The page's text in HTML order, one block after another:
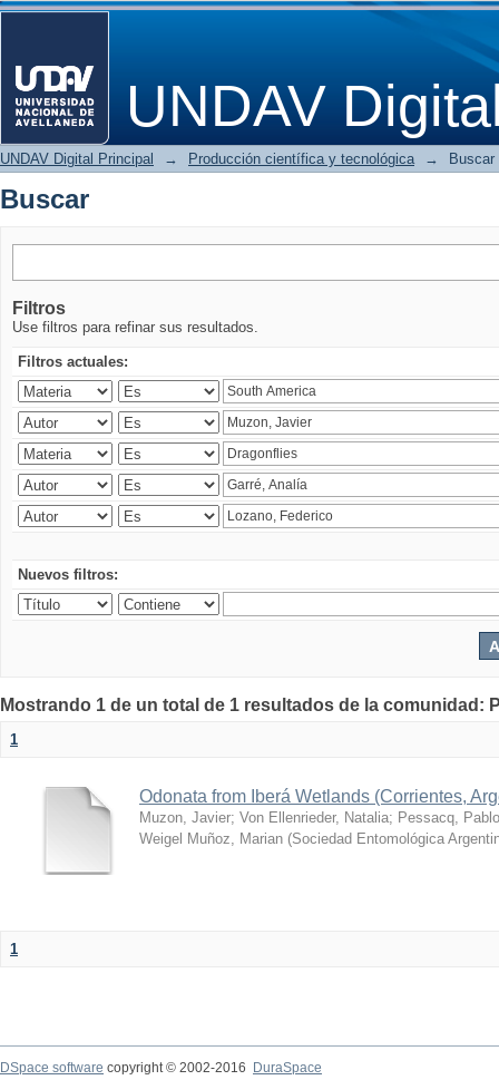
UNDAV
Buscar
UNDAV Digital Principal → Producción científica y tecnológica → Buscar
Buscar
Filtros
Use filtros para refinar sus resultados.
Filtros actuales:
Nuevos filtros:
Mostrando 1 de un total de 1 resultados de la
1
Odonata from Iberá Wetlands (Corrientes,
Muzon, Javier; Von Ellenrieder, Natalia; Pessacq, Pablo
Weigel Muñoz, Marian (Sociedad Entomológica
1
DSpace software copyright © 2002-2016
DuraSpace